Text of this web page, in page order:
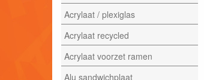
Acrylaat / plexiglas
Acrylaat recycled
Acrylaat voorzet ramen
Alu sandwichplaat